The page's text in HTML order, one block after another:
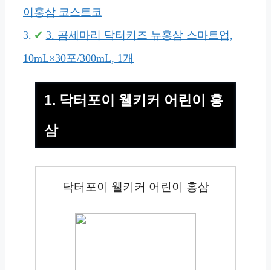
이홍삼 코스트코
3. 곰세마리 닥터키즈 뉴홍삼 스마트업,
10mL×30포/300mL, 1개
1. 닥터포이 웰키커 어린이 홍
삼
닥터포이 웰키커 어린이 홍삼